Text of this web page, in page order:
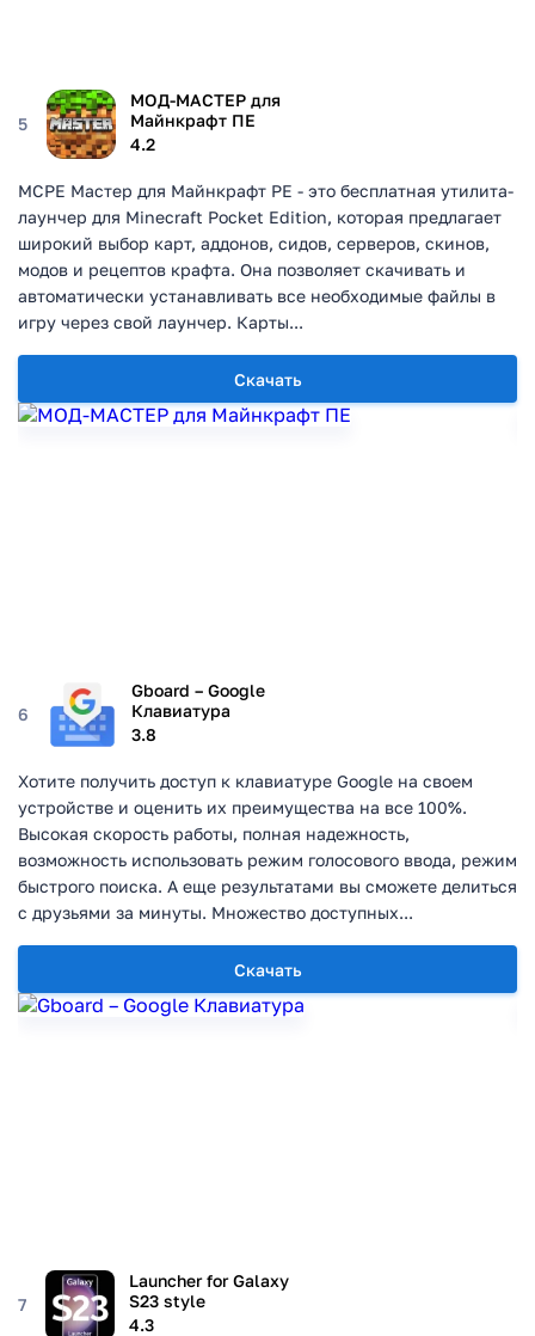
5
МОД-МАСТЕР для
Майнкрафт ПЕ
4.2
Скачать
MCPE Мастер для Майнкрафт PE - это бесплатная утилита-
лаунчер для Minecraft Pocket Edition, которая предлагает
широкий выбор карт, аддонов, сидов, серверов, скинов,
модов и рецептов крафта. Она позволяет скачивать и
автоматически устанавливать все необходимые файлы в
игру через свой лаунчер. Карты...
6
Gboard – Google
Клавиатура
3.8
Скачать
Хотите получить доступ к клавиатуре Google на своем
устройстве и оценить их преимущества на все 100%.
Высокая скорость работы, полная надежность,
возможность использовать режим голосового ввода, режим
быстрого поиска. А еще результатами вы сможете делиться
с друзьями за минуты. Множество доступных...
7
Launcher for Galaxy
S23 style
4.3